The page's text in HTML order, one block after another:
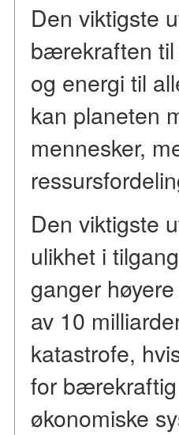
Den viktigste
bærekraften til
og energi til
kan planeten
mennesker,
Den viktigste
ulikhet i
ganger
av 10
katastrofe,
for
økonomiske